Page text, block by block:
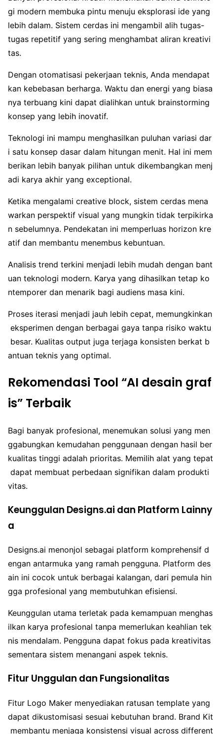
gi modern membuka pintu menuju eksplorasi ide yang
lebih dalam. Sistem cerdas ini mengambil alih tugas-
tugas repetitif yang sering menghambat aliran kreativi
tas.
Dengan otomatisasi pekerjaan teknis, Anda mendapat
kan kebebasan berharga. Waktu dan energi yang biasa
nya terbuang kini dapat dialihkan untuk brainstorming
konsep yang lebih inovatif.
Teknologi ini mampu menghasilkan puluhan variasi dar
i satu konsep dasar dalam hitungan menit. Hal ini mem
berikan lebih banyak pilihan untuk dikembangkan menj
adi karya akhir yang exceptional.
Ketika mengalami creative block, sistem cerdas mena
warkan perspektif visual yang mungkin tidak terpikirka
n sebelumnya. Pendekatan ini memperluas horizon kre
atif dan membantu menembus kebuntuan.
Analisis trend terkini menjadi lebih mudah dengan bant
uan teknologi modern. Karya yang dihasilkan tetap ko
ntemporer dan menarik bagi audiens masa kini.
Proses iterasi menjadi jauh lebih cepat, memungkinkan
eksperimen dengan berbagai gaya tanpa risiko waktu
besar. Kualitas output juga terjaga konsisten berkat b
antuan teknis yang optimal.
Rekomendasi Tool “AI desain graf
is” Terbaik
Bagi banyak profesional, menemukan solusi yang men
ggabungkan kemudahan penggunaan dengan hasil ber
kualitas tinggi adalah prioritas. Memilih alat yang tepat
dapat membuat perbedaan signifikan dalam produkti
vitas.
Keunggulan Designs.ai dan Platform Lainny
a
Designs.ai menonjol sebagai platform komprehensif d
engan antarmuka yang ramah pengguna. Platform des
ain ini cocok untuk berbagai kalangan, dari pemula hin
gga profesional yang membutuhkan efisiensi.
Keunggulan utama terletak pada kemampuan menghas
ilkan karya profesional tanpa memerlukan keahlian tek
nis mendalam. Pengguna dapat fokus pada kreativitas
sementara sistem menangani aspek teknis.
Fitur Unggulan dan Fungsionalitas
Fitur Logo Maker menyediakan ratusan template yang
dapat dikustomisasi sesuai kebutuhan brand. Brand Kit
membantu menjaga konsistensi visual across different